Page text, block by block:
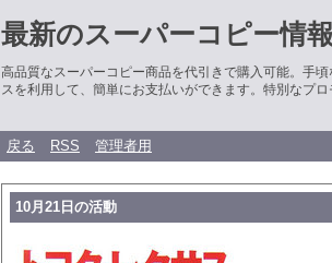
最新のスーパーコピー情
高品質なスーパーコピー商品を代引きで購入可能。手
スを利用して、簡単にお支払いができます。特別なプ
戻る RSS 管理者用
10月21日の活動